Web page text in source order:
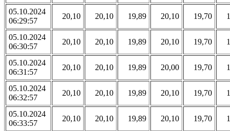
05.10.2024
06:29:57
20,10 20,10 19,89 20,10 19,70
05.10.2024
06:30:57
20,10 20,10 19,89 20,10 19,70
05.10.2024
06:31:57
20,10 20,10 19,89 20,00 19,70
05.10.2024
06:32:57
20,10 20,10 19,89 20,10 19,70
05.10.2024
06:33:57
20,10 20,10 19,89 20,10 19,70